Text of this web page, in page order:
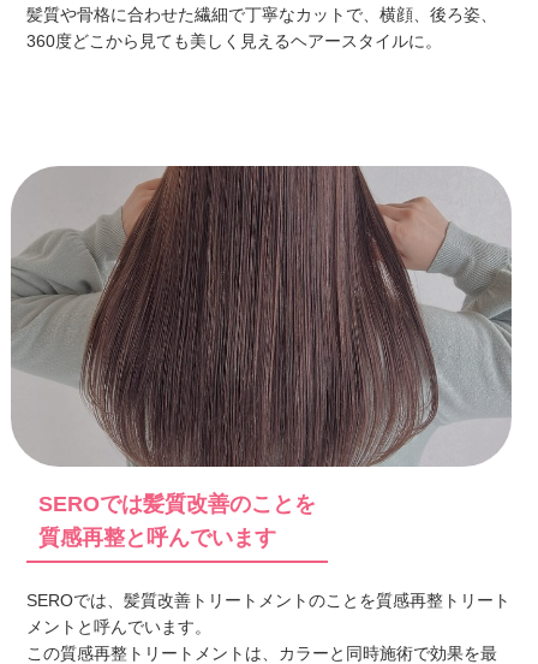
髪質や骨格に合わせた繊細で丁寧なカットで、横顔、後ろ姿、
360度どこから見ても美しく見えるヘアースタイルに。
SEROでは髪質改善のことを
質感再整と呼んでいます
SEROでは、髪質改善トリートメントのことを質感再整トリート
メントと呼んでいます。
この質感再整トリートメントは、カラーと同時施術で効果を最